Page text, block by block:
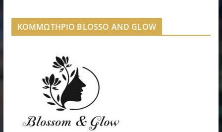
ΚΟΜΜΩΤΗΡΙΟ BLOSSO AND GLOW